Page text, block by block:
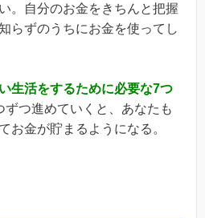
。自分のお金をきちんと把握
らずのうちにお金を使ってし
生活をするために必要な7つ
ずつ進めていくと、あなたも
お金が貯まるようになる。